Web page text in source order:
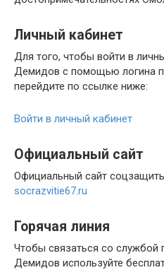
Личный кабинет
Для того, чтобы войти в
Демидов с помощью логина
перейдите по ссылке ниже:
Войти в личный кабинет
Официальный сайт
Официальный сайт
socrazvitie67.ru
Горячая линия
Чтобы связаться со
Демидов используйте